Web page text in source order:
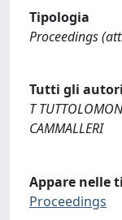
Tipologia
Proceedings
Tutti gli autori
T
CAMMALLERI
Appare nelle
Proceedings